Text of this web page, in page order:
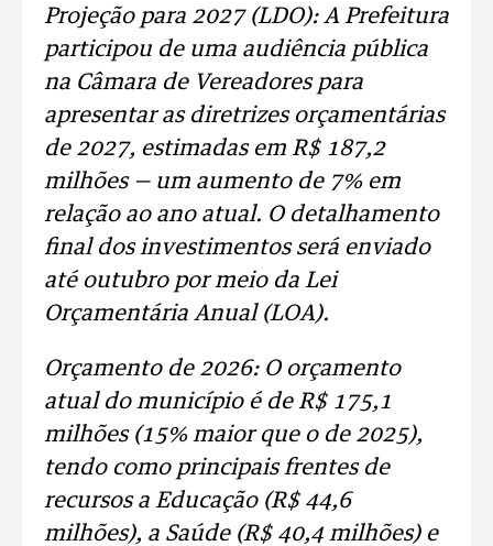
Projeção para 2027 (LDO): A Prefeitura
participou de uma audiência pública
na Câmara de Vereadores para
apresentar as diretrizes orçamentárias
de 2027, estimadas em R$ 187,2
milhões — um aumento de 7% em
relação ao ano atual. O detalhamento
final dos investimentos será enviado
até outubro por meio da Lei
Orçamentária Anual (LOA).
Orçamento de 2026: O orçamento
atual do município é de R$ 175,1
milhões (15% maior que o de 2025),
tendo como principais frentes de
recursos a Educação (R$ 44,6
milhões), a Saúde (R$ 40,4 milhões) e